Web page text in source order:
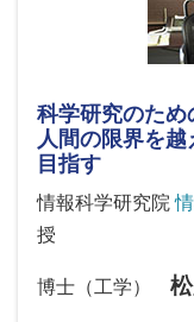
科学研究のため
人間の限界を
目指す
情報科学研究院
授
博士（工学）